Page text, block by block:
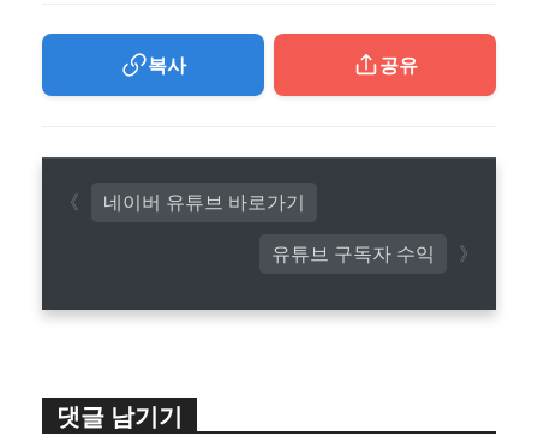
복사 공유
유튜브 구독자 수익
네이버 유튜브 바로가기
댓글 남기기